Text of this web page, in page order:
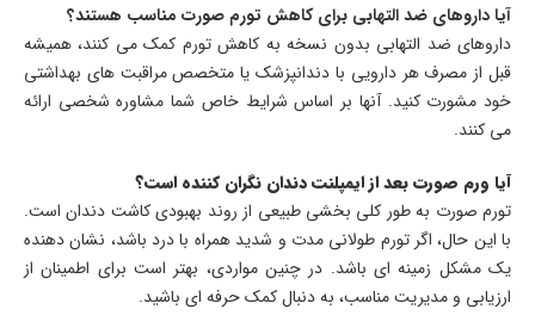
آیا داروهای ضد التهابی برای کاهش تورم صورت مناسب هستند؟
داروهای ضد التهابی بدون نسخه به کاهش تورم کمک می کنند، همیشه
قبل از مصرف هر دارویی با دندانپزشک یا متخصص مراقبت های بهداشتی
خود مشورت کنید. آنها بر اساس شرایط خاص شما مشاوره شخصی ارائه
می کنند.
آیا ورم صورت بعد از ایمپلنت دندان نگران کننده است؟
تورم صورت به طور کلی بخشی طبیعی از روند بهبودی کاشت دندان است.
با این حال، اگر تورم طولانی مدت و شدید همراه با درد باشد، نشان دهنده
یک مشکل زمینه ای باشد. در چنین مواردی، بهتر است برای اطمینان از
ارزیابی و مدیریت مناسب، به دنبال کمک حرفه ای باشید.